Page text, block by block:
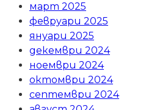
март 2025
февруари 2025
януари 2025
декември 2024
ноември 2024
октомври 2024
септември 2024